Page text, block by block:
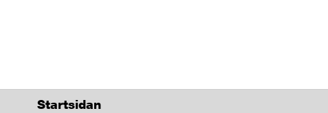
Startsidan